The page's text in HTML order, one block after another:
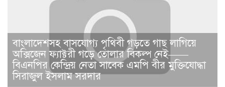
বাংলাদেশসহ বাসযোগ্য পৃথিবী গড়তে গাছ লাগিয়ে
অক্সিজেন ফ্যাক্টরী গড়ে তোলার বিকল্প নেই——
বিএনপির কেন্দ্রিয় নেতা সাবেক এমপি বীর মুক্তিযোদ্ধা
সিরাজুল ইসলাম সরদার